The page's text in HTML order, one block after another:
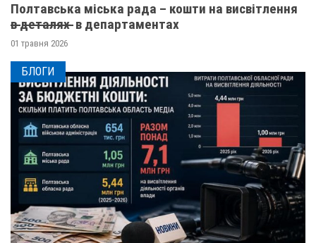
Полтавська міська рада – кошти на висвітлення
в̶ ̶д̶е̶т̶а̶л̶я̶х̶ ̶ в департаментах
01 травня 2026
БЛОГИ